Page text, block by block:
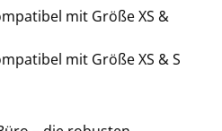
mit Größe XS &
mit Größe XS & S